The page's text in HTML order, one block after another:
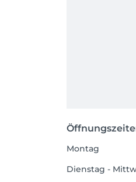
Montag
Dienstag -